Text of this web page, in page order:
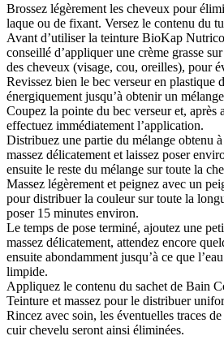
Brossez légèrement les cheveux pour
laque ou de fixant. Versez le contenu du
Avant d’utiliser la teinture BioKap
conseillé d’appliquer une crème grasse
des cheveux (visage, cou, oreilles), pour
Revissez bien le bec verseur en plastique
énergiquement jusqu’à obtenir un
Coupez la pointe du bec verseur et, après
effectuez immédiatement l’application.
Distribuez une partie du mélange obtenu
massez délicatement et laissez poser
ensuite le reste du mélange sur toute la
Massez légèrement et peignez avec un
pour distribuer la couleur sur toute la
poser 15 minutes environ.
Le temps de pose terminé, ajoutez une
massez délicatement, attendez encore
ensuite abondamment jusqu’à ce que
limpide.
Appliquez le contenu du sachet de Bain
Teinture et massez pour le distribuer
Rincez avec soin, les éventuelles traces
cuir chevelu seront ainsi éliminées.